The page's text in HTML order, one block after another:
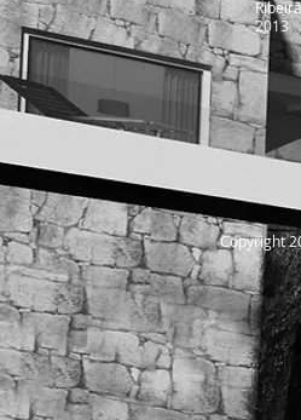
2013
Copyright